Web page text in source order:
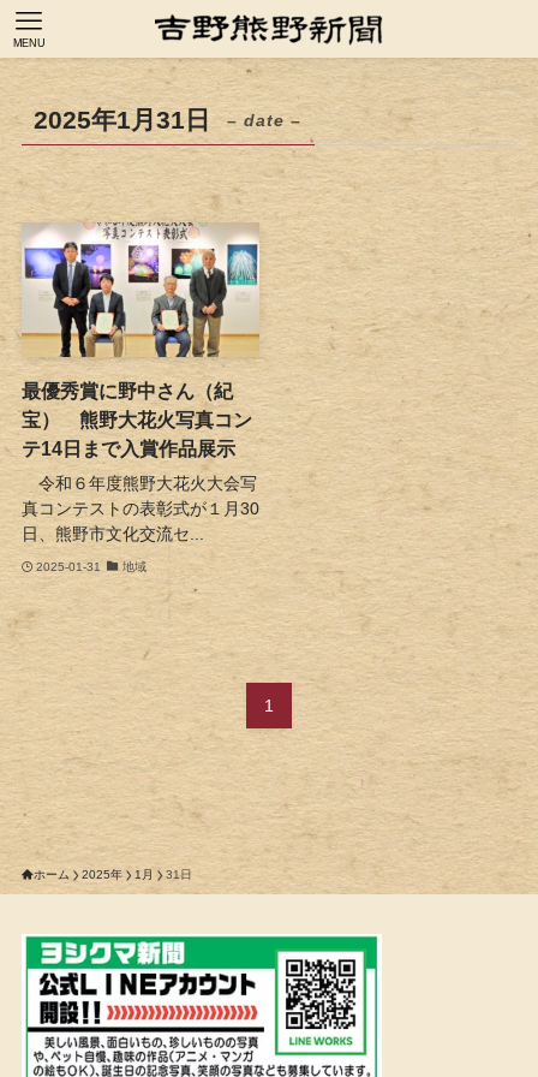
MENU
2025年1月31日 – date –
最優秀賞に野中さん（紀
宝） 熊野大花火写真コン
テ14日まで入賞作品展示
令和６年度熊野大花火大会写
真コンテストの表彰式が１月30
日、熊野市文化交流セ...
2025-01-31 地域
1
ホーム 2025年 1月 31日